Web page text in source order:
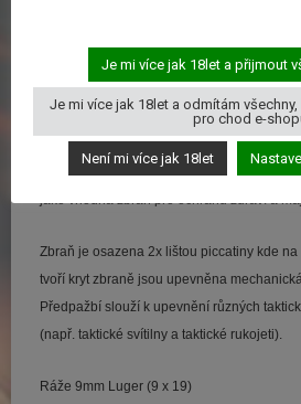
Její určení je pro civilního zákazníka, který
střelbu, sport nebo plnění různých
určených pro pistole a pistolové střelivo.
pro nácvik zacházení se zbraní při
Zbraň je osazena 2x lištou piccatiny kde
tvoří kryt zbraně jsou upevněna
Předpažbí slouží k upevnění různých
(např. taktické svítilny a taktické rukojeti).
Ráže 9mm Luger (9 x 19)
Je mi více jak 18let a přijmout
Je mi více jak 18let a odmítám
pro chod e-
Není mi více jak 18let